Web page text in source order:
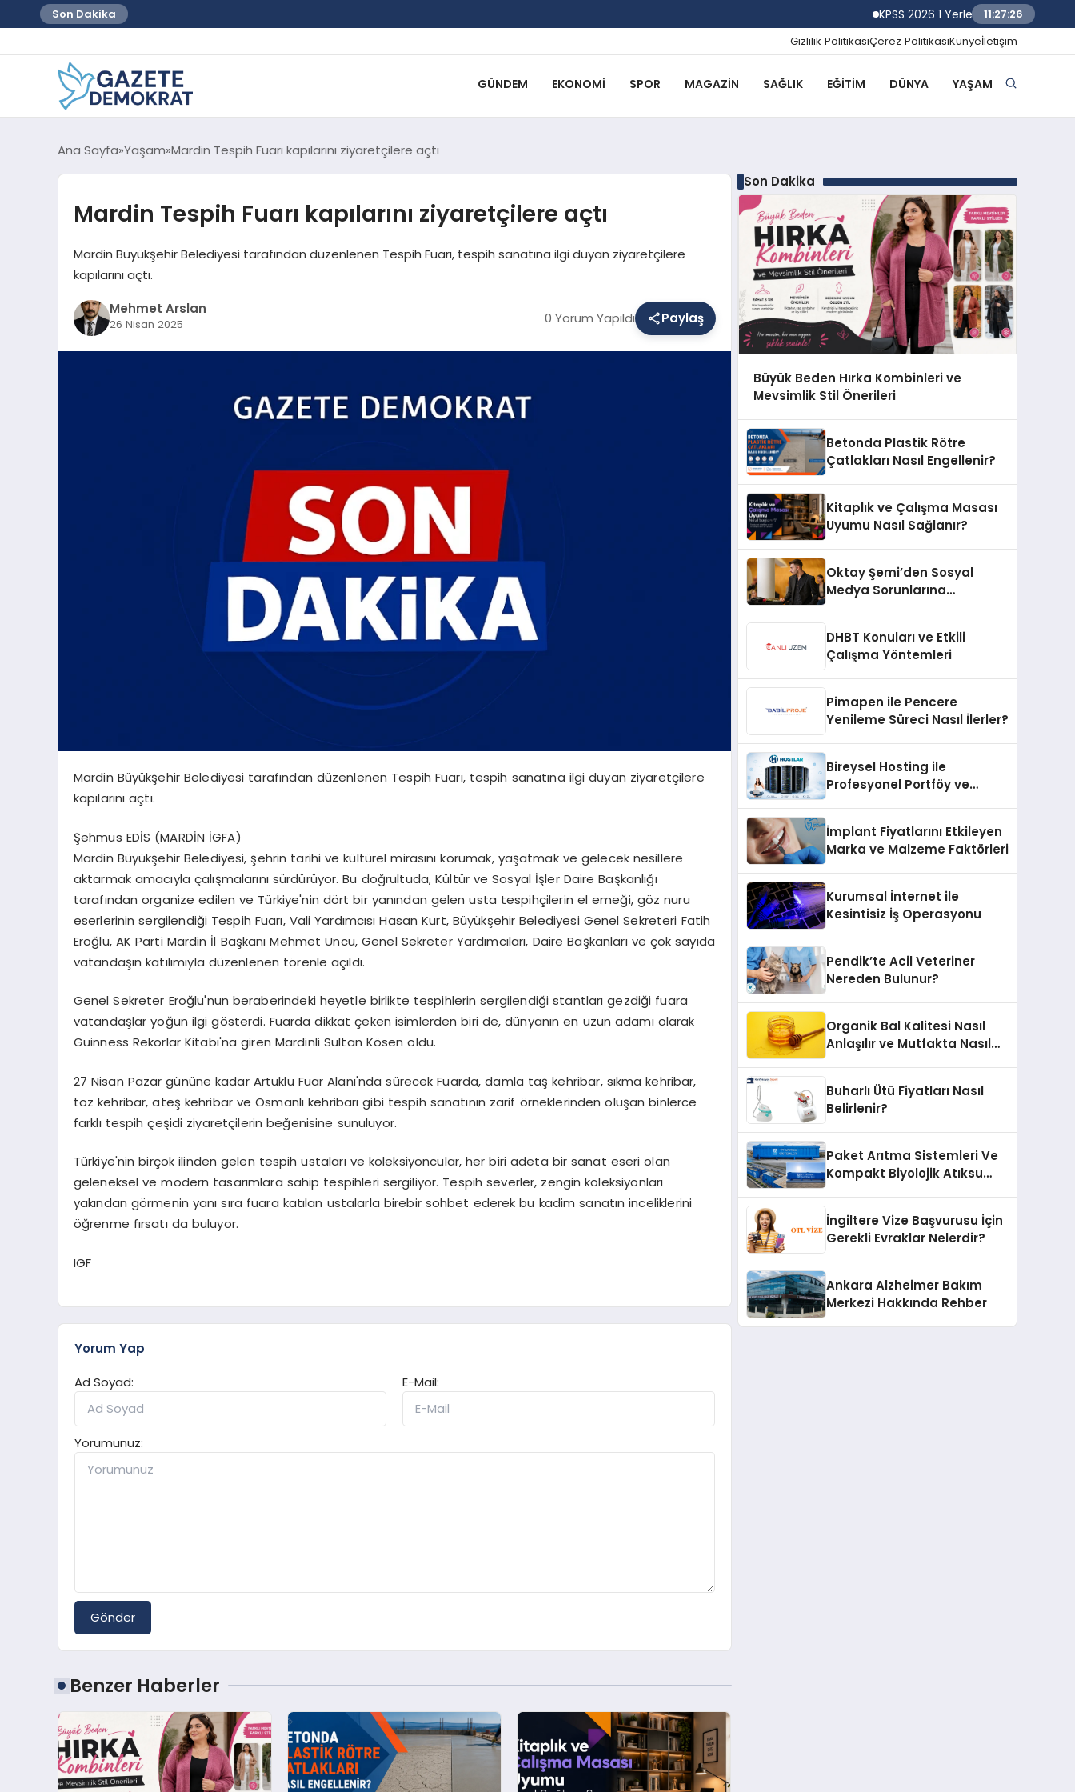
Son Dakika KPSS 2026 1 Yerleştirme Sonuçlarına
11:27:27
Gizlilik PolitikasıÇerez PolitikasıKünyeİletişim
GÜNDEM EKONOMI SPOR MAGAZIN SAĞLIK EĞITIM DÜNYA YAŞAM
Ana Sayfa Yaşam Mardin Tespih Fuarı kapılarını ziyaretçilere açtı
Mardin Tespih Fuarı kapılarını ziyaretçilere açtı
Mardin Büyükşehir Belediyesi tarafından düzenlenen Tespih Fuarı, tespih sanatına ilgi duyan ziyaretçilere
kapılarını açtı.
Mehmet Arslan
26 Nisan 2025 0 Yorum Yapıldı Paylaş
Mardin Büyükşehir Belediyesi tarafından düzenlenen Tespih Fuarı, tespih sanatına ilgi duyan ziyaretçilere
kapılarını açtı.
Şehmus EDİS (MARDİN İGFA)
Mardin Büyükşehir Belediyesi, şehrin tarihi ve kültürel mirasını korumak, yaşatmak ve gelecek nesillere
aktarmak amacıyla çalışmalarını sürdürüyor. Bu doğrultuda, Kültür ve Sosyal İşler Daire Başkanlığı
tarafından organize edilen ve Türkiye'nin dört bir yanından gelen usta tespihçilerin el emeği, göz nuru
eserlerinin sergilendiği Tespih Fuarı, Vali Yardımcısı Hasan Kurt, Büyükşehir Belediyesi Genel Sekreteri Fatih
Eroğlu, AK Parti Mardin İl Başkanı Mehmet Uncu, Genel Sekreter Yardımcıları, Daire Başkanları ve çok sayıda
vatandaşın katılımıyla düzenlenen törenle açıldı.
Genel Sekreter Eroğlu'nun beraberindeki heyetle birlikte tespihlerin sergilendiği stantları gezdiği fuara
vatandaşlar yoğun ilgi gösterdi. Fuarda dikkat çeken isimlerden biri de, dünyanın en uzun adamı olarak
Guinness Rekorlar Kitabı'na giren Mardinli Sultan Kösen oldu.
27 Nisan Pazar gününe kadar Artuklu Fuar Alanı'nda sürecek Fuarda, damla taş kehribar, sıkma kehribar,
toz kehribar, ateş kehribar ve Osmanlı kehribarı gibi tespih sanatının zarif örneklerinden oluşan binlerce
farklı tespih çeşidi ziyaretçilerin beğenisine sunuluyor.
Türkiye'nin birçok ilinden gelen tespih ustaları ve koleksiyoncular, her biri adeta bir sanat eseri olan
geleneksel ve modern tasarımlara sahip tespihleri sergiliyor. Tespih severler, zengin koleksiyonları
yakından görmenin yanı sıra fuara katılan ustalarla birebir sohbet ederek bu kadim sanatın inceliklerini
öğrenme fırsatı da buluyor.
IGF
Yorum Yap
Ad Soyad:
E-Mail:
Yorumunuz:
Gönder
Benzer Haberler
Son Dakika
Büyük Beden Hırka Kombinleri ve
Mevsimlik Stil Önerileri
Betonda Plastik Rötre
Çatlakları Nasıl Engellenir?
Kitaplık ve Çalışma Masası
Uyumu Nasıl Sağlanır?
Oktay Şemi’den Sosyal
Medya Sorunlarına
DHBT Konuları ve Etkili
Çalışma Yöntemleri
Pimapen ile Pencere
Yenileme Süreci Nasıl İlerler?
Bireysel Hosting ile
Profesyonel Portföy ve
İmplant Fiyatlarını Etkileyen
Marka ve Malzeme Faktörleri
Kurumsal İnternet ile
Kesintisiz İş Operasyonu
Pendik’te Acil Veteriner
Nereden Bulunur?
Organik Bal Kalitesi Nasıl
Anlaşılır ve Mutfakta Nasıl
Buharlı Ütü Fiyatları Nasıl
Belirlenir?
Paket Arıtma Sistemleri Ve
Kompakt Biyolojik Atıksu
İngiltere Vize Başvurusu İçin
Gerekli Evraklar Nelerdir?
Ankara Alzheimer Bakım
Merkezi Hakkında Rehber